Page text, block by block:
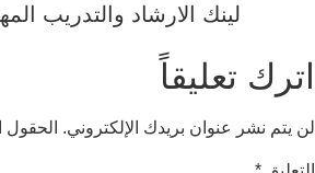
لينك الارشاد والتدريب
اترك تعليقاً
لن يتم نشر عنوان بريدك الإلكتروني. الحقول